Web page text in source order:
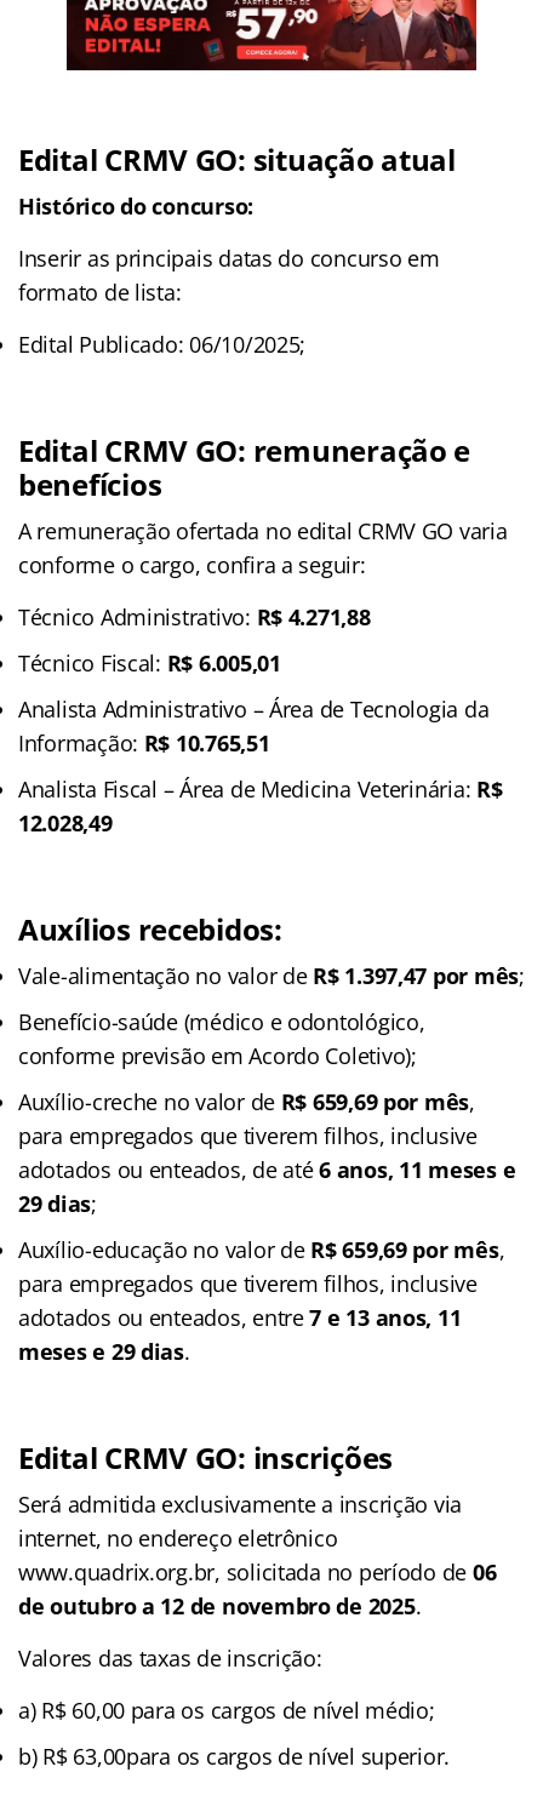
Edital CRMV GO: situação atual
Histórico do concurso:
Inserir as principais datas do concurso em
formato de lista:
Edital Publicado: 06/10/2025;
Edital CRMV GO: remuneração e
benefícios
A remuneração ofertada no edital CRMV GO varia
conforme o cargo, confira a seguir:
Técnico Administrativo: R$ 4.271,88
Técnico Fiscal: R$ 6.005,01
Analista Administrativo – Área de Tecnologia da
Informação: R$ 10.765,51
Analista Fiscal – Área de Medicina Veterinária: R$
12.028,49
Auxílios recebidos:
Vale-alimentação no valor de R$ 1.397,47 por mês;
Benefício-saúde (médico e odontológico,
conforme previsão em Acordo Coletivo);
Auxílio-creche no valor de R$ 659,69 por mês,
para empregados que tiverem filhos, inclusive
adotados ou enteados, de até6 anos, 11 meses e
29 dias;
Auxílio-educação no valor de R$ 659,69 por mês,
para empregados que tiverem filhos, inclusive
adotados ou enteados, entre7 e 13 anos, 11
meses e 29 dias.
Edital CRMV GO: inscrições
Será admitida exclusivamente a inscrição via
internet, no endereço eletrônico
www.quadrix.org.br, solicitada no período de 06
de outubro a 12 de novembro de 2025.
Valores das taxas de inscrição:
a) R$ 60,00 para os cargos de nível médio;
b) R$ 63,00para os cargos de nível superior.